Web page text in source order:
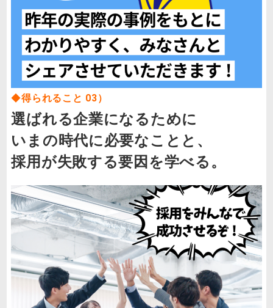
◆得られること 03）
選ばれる企業になるために
いまの時代に必要なことと、
採用が失敗する要因を学べる。